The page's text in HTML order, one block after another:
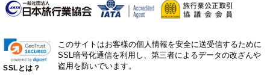
SSLとは？
このサイトはお客様の個人情報を安全に送受信するために
SSL暗号化通信を利用し、第三者によるデータの改ざんや
盗用を防いでいます。